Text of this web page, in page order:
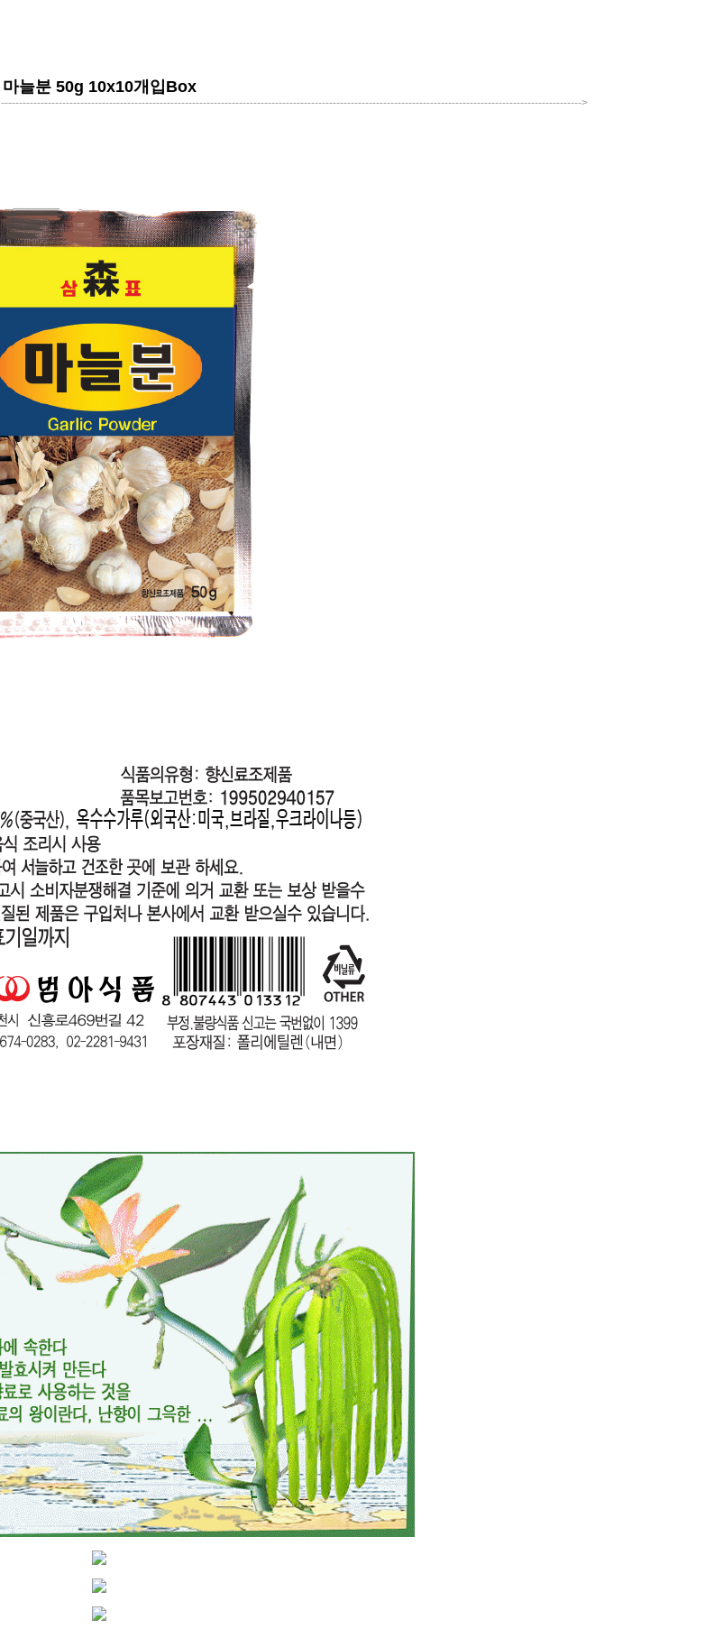
마늘분 50g 10x10개입box
----------------------------------------------------------------------------------------------------------------------------------------------------------------->